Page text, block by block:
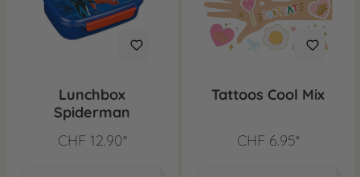
Lunchbox
Spiderman
CHF 12.90*
Tattoos Cool Mix
CHF 6.95*